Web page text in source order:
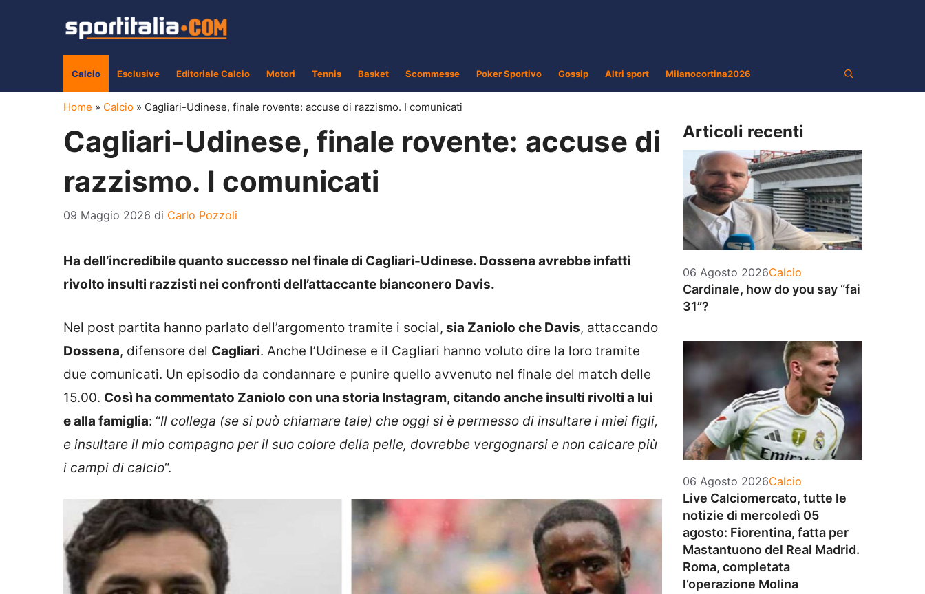
Calcio Esclusive Editoriale Calcio Motori Tennis Basket Scommesse Poker Sportivo Gossip Altri sport Milanocortina2026
Home » Calcio » Cagliari-Udinese, finale rovente: accuse di razzismo. I comunicati
Cagliari-Udinese, finale rovente: accuse di
razzismo. I comunicati
09 Maggio 2026 di Carlo Pozzoli
Ha dell’incredibile quanto successo nel finale di Cagliari-Udinese. Dossena avrebbe infatti
rivolto insulti razzisti nei confronti dell’attaccante bianconero Davis.
Nel post partita hanno parlato dell’argomento tramite i social, sia Zaniolo che Davis, attaccando
Dossena, difensore del Cagliari. Anche l’Udinese e il Cagliari hanno voluto dire la loro tramite
due comunicati. Un episodio da condannare e punire quello avvenuto nel finale del match delle
15.00. Così ha commentato Zaniolo con una storia Instagram, citando anche insulti rivolti a lui
e alla famiglia: “Il collega (se si può chiamare tale) che oggi si è permesso di insultare i miei figli,
e insultare il mio compagno per il suo colore della pelle, dovrebbe vergognarsi e non calcare più
i campi di calcio“.
Articoli recenti
06 Agosto 2026Categorie
Calcio
Cardinale, how do you say “fai
31”?
06 Agosto 2026Categorie
Calcio
Live Calciomercato, tutte le
notizie di mercoledì 05
agosto: Fiorentina, fatta per
Mastantuono del Real Madrid.
Roma, completata
l’operazione Molina